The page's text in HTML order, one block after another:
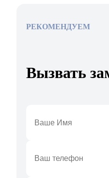
РЕКОМЕНДУЕМ
Вызвать